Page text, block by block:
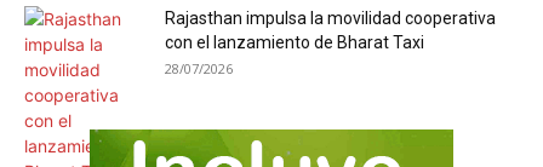
Rajasthan impulsa la movilidad cooperativa
con el lanzamiento de Bharat Taxi
28/07/2026